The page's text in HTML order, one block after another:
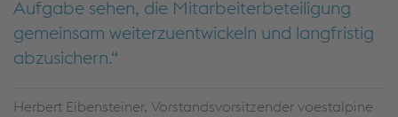
Aufgabe sehen, die Mitarbeiterbeteiligung
gemeinsam weiterzuentwickeln und langfristig
abzusichern.
Herbert Eibensteiner, Vorstandsvorsitzender voestalpine